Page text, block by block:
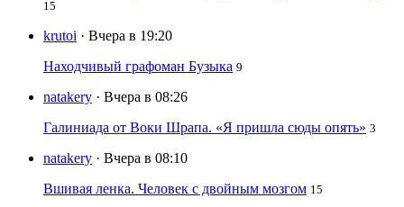
15
krutoi · Вчера в 19:20
Находчивый графоман Бузыка 9
natakery · Вчера в 08:26
Галиниада от Воки Шрапа. «Я пришла сюды опять» 3
natakery · Вчера в 08:10
Вшивая ленка. Человек с двойным мозгом 15